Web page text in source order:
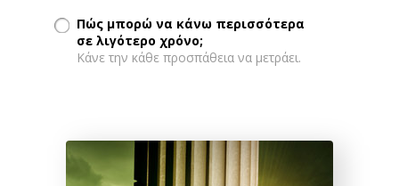
Πώς μπορώ να κάνω περισσότερα
σε λιγότερο χρόνο;
Κάνε την κάθε προσπάθεια να μετράει.